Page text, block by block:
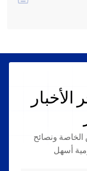
ونصائح